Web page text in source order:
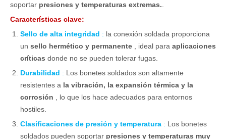
soportar presiones y temperaturas extremas.
Características clave:
Sello de alta integridad : la conexión soldada proporciona
un sello hermético y permanente , ideal para aplicaciones
críticas donde no se pueden tolerar fugas.
Durabilidad : Los bonetes soldados son altamente
resistentes a la vibración, la expansión térmica y la
corrosión
, lo que los hace adecuados para entornos
hostiles.
Clasificaciones de presión y temperatura : Los bonetes
soldados pueden soportar presiones y temperaturas muy